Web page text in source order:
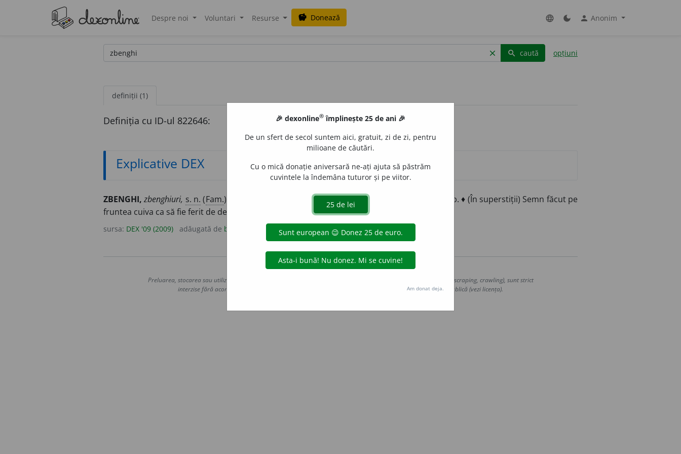
Despre noi Voluntari Resurse savings Donează language dark_mode person Anonim
clear search caută opțiuni
definiții (1)
Definiția cu ID-ul 822646:
Explicative DEX
ZBENGHI, zbenghiuri, s. n. (Fam.) Mic semn negru (natural sau artificial) pe obraz sau pe trup. ♦ (În superstiții) Semn făcut pe
fruntea cuiva ca să fie ferit de deochi. [
benchi, benghis. n.] –Cf.tc.
sursa: DEX '09 (2009) adăugată de blaurb. acțiuni
Copyright © 2004-2026 dexonline (https://dexonline.ro)
Preluarea, stocarea sau utilizarea datelor de pe acest site, inclusiv prin orice metode de extragere automată (web scraping, crawling), sunt strict
interzise fără acordul nostru prealabil scris, cu excepția seturilor de date oferite oficial spre utilizare publică (vezi licența).
🎉 dexonline® împlinește 25 de ani 🎉
De un sfert de secol suntem aici, gratuit, zi de zi, pentru
milioane de căutări.
Cu o mică donație aniversară ne-ați ajuta să păstrăm
cuvintele la îndemâna tuturor și pe viitor.
Am donat deja.